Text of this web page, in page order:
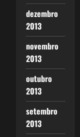
dezembro
2013
novembro
2013
outubro
2013
setembro
2013